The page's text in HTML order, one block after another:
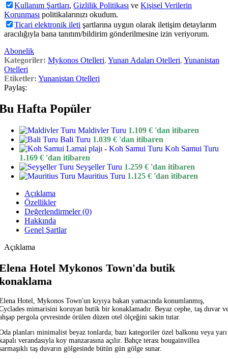
Kullanım Şartları, Gizlilik Politikası ve Kişisel Verilerin
Korunması politikalarınızı okudum.
Ticari elektronik ileti şartlarına uygun olarak iletişim detaylarım
aracılığıyla bana tanıtım/bildirim gönderilmesine izin veriyorum.
Abonelik
Kategoriler: Mykonos Otelleri, Yunan Adaları Otelleri, Yunanistan
Otelleri
Etiketler: Yunanistan Otelleri
Paylaş:
Hafta Popüler
Maldivler Turu 1.109 € 'dan itibaren
Bali Turu 1.039 € 'dan itibaren
Koh Samui Turu
1.169 € 'dan itibaren
Seyşeller Turu 1.259 € 'dan itibaren
Mauritius Turu 1.125 € 'dan itibaren
Açıklama
Özellikler
Değerlendirmeler (0)
Hakkında
Genel Şartlar
Açıklama
Hotel Mykonos Town'da butik
Hotel, Mykonos Town'un kıyıya bakan yamacında konumlanmış,
mimarisini koruyan butik bir konaklamadır. Beyaz cephe, taş duvar
pergola çevresinde örülen düzen otel ölçeğini sakin tutar.
planları minimalist beyaz tonlarda; bazı kategoriler özel balkonu veya yarı
verandasıyla koy manzarasına açılır. Bahçe terası bougainvillea
taş duvarın gölgesinde bütün gün gölge sunar.